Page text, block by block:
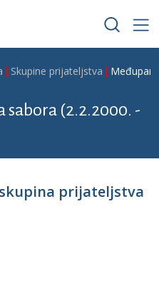
Skupine prijateljstva
sabora (2.2.2000. -
prijateljstva